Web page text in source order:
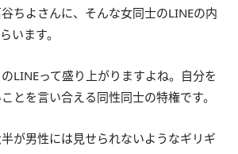
ちよさんに、そんな女同士のLINEの内
います。
LINEって盛り上がりますよね。自分を
とを言い合える同性同士の特権です。
が男性には見せられないようなギリギ